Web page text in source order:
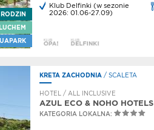
Klub Delfinki (w sezonie
2026: 01.06-27.09)
KRETA ZACHODNIA / SCALETA
HOTEL / ALL INCLUSIVE
AZUL ECO & NOHO HOTELS
KATEGORIA LOKALNA: